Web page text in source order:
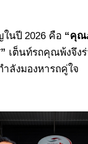
ในปี 2026 คือ “คุณ
” เต็นท์รถคุณพ้งจึง
ลังมองหารถคู่ใจ